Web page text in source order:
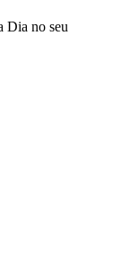
Dia no seu